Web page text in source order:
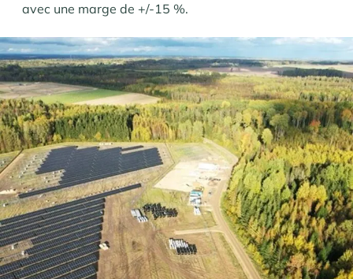
avec une marge de +/-15 %.